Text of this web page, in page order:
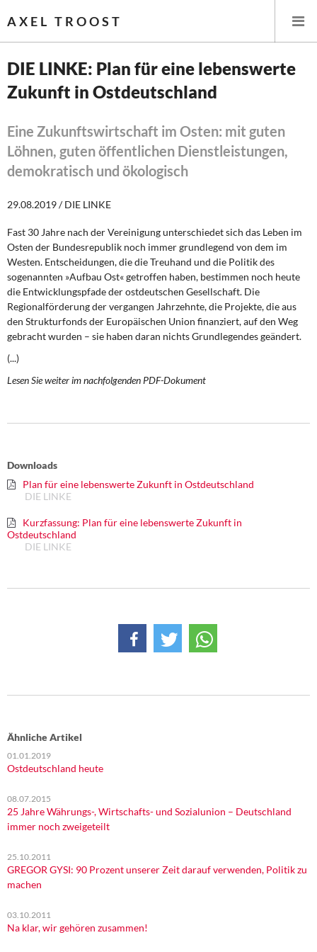
AXEL TROOST
Startseite
Themen
Leitlinien linker Wirtschafts- und Finanzpolitik
Steuer- und Finanzpolitik
Öffentliche Infrastruktur und Daseinsvorsorge
Eurokrise und Griechenland
DIE LINKE
Institut Solidarische Moderne
Rosa-Luxemburg-Stiftung
Über mich
Kontakt
DIE LINKE: Plan für eine lebenswerte
Zukunft in Ostdeutschland
Eine Zukunftswirtschaft im Osten: mit guten
Löhnen, guten öffentlichen Dienstleistungen,
demokratisch und ökologisch
29.08.2019 / DIE LINKE
Fast 30 Jahre nach der Vereinigung unterschiedet sich das Leben im
Osten der Bundesrepublik noch immer grundlegend von dem im
Westen. Entscheidungen, die die Treuhand und die Politik des
sogenannten »Aufbau Ost« getroffen haben, bestimmen noch heute
die Entwicklungspfade der ostdeutschen Gesellschaft. Die
Regionalförderung der vergangen Jahrzehnte, die Projekte, die aus
den Strukturfonds der Europäischen Union finanziert, auf den Weg
gebracht wurden – sie haben daran nichts Grundlegendes geändert.
(...)
Lesen Sie weiter im nachfolgenden PDF-Dokument
Downloads
Plan für eine lebenswerte Zukunft in Ostdeutschland
DIE LINKE
Kurzfassung: Plan für eine lebenswerte Zukunft in
Ostdeutschland
DIE LINKE
Ähnliche Artikel
01.01.2019
Ostdeutschland heute
08.07.2015
25 Jahre Währungs-, Wirtschafts- und Sozialunion – Deutschland
immer noch zweigeteilt
25.10.2011
GREGOR GYSI: 90 Prozent unserer Zeit darauf verwenden, Politik zu
machen
03.10.2011
Na klar, wir gehören zusammen!